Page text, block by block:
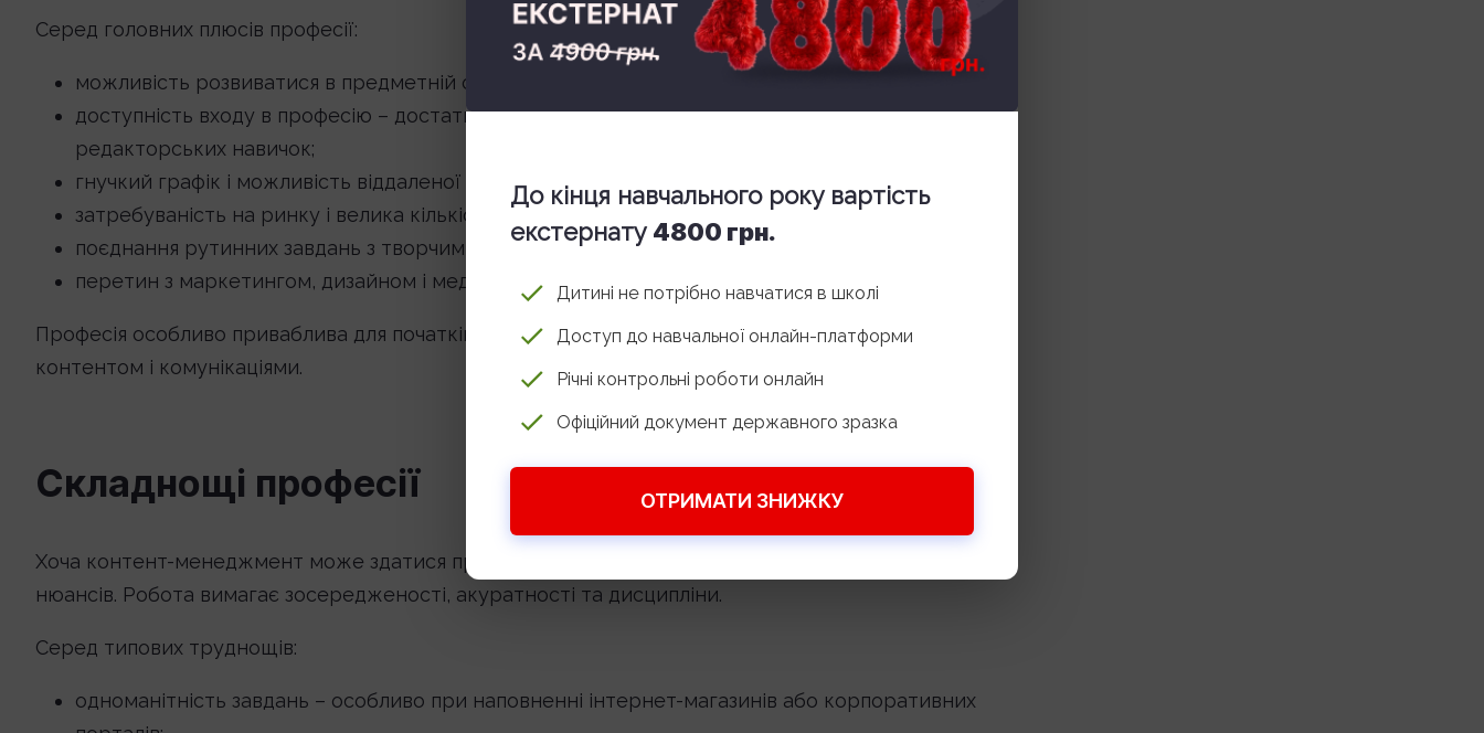
До кінця навчального року вартість
екстернату 4800 грн.
Дитині не потрібно навчатися в школі
Доступ до навчальної онлайн-платформи
Річні контрольні роботи онлайн
Офіційний документ державного зразка
ОТРИМАТИ ЗНИЖКУ
Серед головних плюсів професії:
можливість розвиватися в предметній області проекту і дізнаватися нове кожен день;
доступність входу в професію – достатньо знань ПК, інтересу до тематики і базових
редакторських навичок;
гнучкий графік і можливість віддаленої роботи;
затребуваність на ринку і велика кількість вакансій;
поєднання рутинних завдань з творчими;
перетин з маркетингом, дизайном і медіа – дає перспективу кар’єрного зростання.
Професія особливо приваблива для початківців у digital-сфері, студентів та людей, захоплених
контентом і комунікаціями.
Складнощі професії
Хоча контент-менеджмент може здатися простою роботою, в ній чимало рутинних завдань і
нюансів. Робота вимагає зосередженості, акуратності та дисципліни.
Серед типових труднощів:
одноманітність завдань – особливо при наповненні інтернет-магазинів або корпоративних